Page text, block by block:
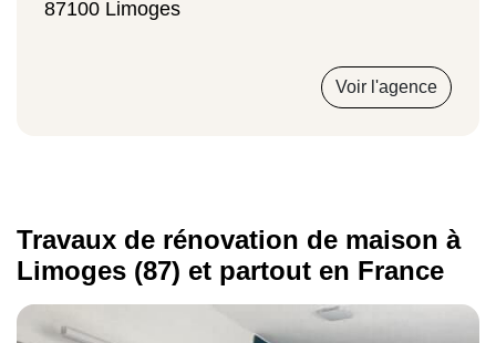
87100 Limoges
Voir l'agence
Travaux de rénovation de maison à
Limoges (87) et partout en France